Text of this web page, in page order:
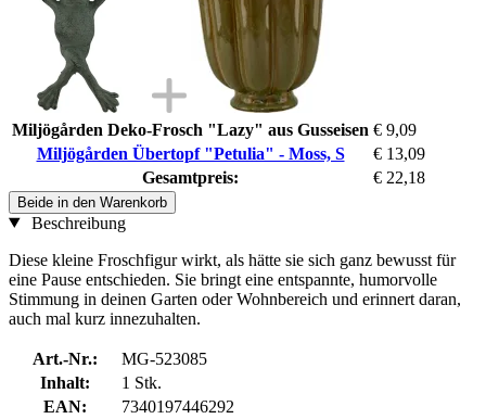
Miljögården Deko-Frosch "Lazy" aus Gusseisen € 9,09
Miljögården Übertopf "Petulia" - Moss, S
€ 13,09
Gesamtpreis:
€ 22,18
Beide in den Warenkorb
Beschreibung
Diese kleine Froschfigur wirkt, als hätte sie sich ganz bewusst für
eine Pause entschieden. Sie bringt eine entspannte, humorvolle
Stimmung in deinen Garten oder Wohnbereich und erinnert daran,
auch mal kurz innezuhalten.
Art.-Nr.:
MG-523085
Inhalt:
1 Stk.
EAN:
7340197446292